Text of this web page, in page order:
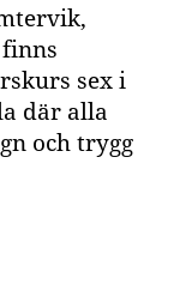
sex i
där alla
och trygg